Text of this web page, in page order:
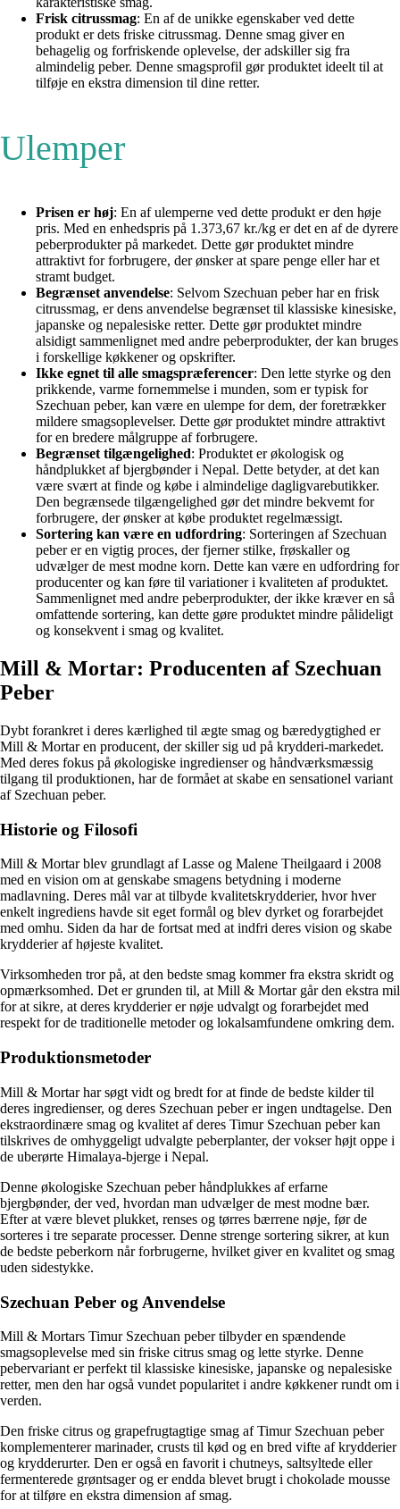
Frisk citrussmag: En af de unikke egenskaber ved dette
produkt er dets friske citrussmag. Denne smag giver en
behagelig og forfriskende oplevelse, der adskiller sig fra
almindelig peber. Denne smagsprofil gør produktet ideelt til at
tilføje en ekstra dimension til dine retter.
Ulemper
Prisen er høj: En af ulemperne ved dette produkt er den høje
pris. Med en enhedspris på 1.373,67 kr./kg er det en af de dyrere
peberprodukter på markedet. Dette gør produktet mindre
attraktivt for forbrugere, der ønsker at spare penge eller har et
stramt budget.
Begrænset anvendelse: Selvom Szechuan peber har en frisk
citrussmag, er dens anvendelse begrænset til klassiske kinesiske,
japanske og nepalesiske retter. Dette gør produktet mindre
alsidigt sammenlignet med andre peberprodukter, der kan bruges
i forskellige køkkener og opskrifter.
Ikke egnet til alle smagspræferencer: Den lette styrke og den
prikkende, varme fornemmelse i munden, som er typisk for
Szechuan peber, kan være en ulempe for dem, der foretrækker
mildere smagsoplevelser. Dette gør produktet mindre attraktivt
for en bredere målgruppe af forbrugere.
Begrænset tilgængelighed: Produktet er økologisk og
håndplukket af bjergbønder i Nepal. Dette betyder, at det kan
være svært at finde og købe i almindelige dagligvarebutikker.
Den begrænsede tilgængelighed gør det mindre bekvemt for
forbrugere, der ønsker at købe produktet regelmæssigt.
Sortering kan være en udfordring: Sorteringen af Szechuan
peber er en vigtig proces, der fjerner stilke, frøskaller og
udvælger de mest modne korn. Dette kan være en udfordring for
producenter og kan føre til variationer i kvaliteten af produktet.
Sammenlignet med andre peberprodukter, der ikke kræver en så
omfattende sortering, kan dette gøre produktet mindre pålideligt
og konsekvent i smag og kvalitet.
Mill & Mortar: Producenten af Szechuan
Peber
Dybt forankret i deres kærlighed til ægte smag og bæredygtighed er
Mill & Mortar en producent, der skiller sig ud på krydderi-markedet.
Med deres fokus på økologiske ingredienser og håndværksmæssig
tilgang til produktionen, har de formået at skabe en sensationel variant
af Szechuan peber.
Historie og Filosofi
Mill & Mortar blev grundlagt af Lasse og Malene Theilgaard i 2008
med en vision om at genskabe smagens betydning i moderne
madlavning. Deres mål var at tilbyde kvalitetskrydderier, hvor hver
enkelt ingrediens havde sit eget formål og blev dyrket og forarbejdet
med omhu. Siden da har de fortsat med at indfri deres vision og skabe
krydderier af højeste kvalitet.
Virksomheden tror på, at den bedste smag kommer fra ekstra skridt og
opmærksomhed. Det er grunden til, at Mill & Mortar går den ekstra mil
for at sikre, at deres krydderier er nøje udvalgt og forarbejdet med
respekt for de traditionelle metoder og lokalsamfundene omkring dem.
Produktionsmetoder
Mill & Mortar har søgt vidt og bredt for at finde de bedste kilder til
deres ingredienser, og deres Szechuan peber er ingen undtagelse. Den
ekstraordinære smag og kvalitet af deres Timur Szechuan peber kan
tilskrives de omhyggeligt udvalgte peberplanter, der vokser højt oppe i
de uberørte Himalaya-bjerge i Nepal.
Denne økologiske Szechuan peber håndplukkes af erfarne
bjergbønder, der ved, hvordan man udvælger de mest modne bær.
Efter at være blevet plukket, renses og tørres bærrene nøje, før de
sorteres i tre separate processer. Denne strenge sortering sikrer, at kun
de bedste peberkorn når forbrugerne, hvilket giver en kvalitet og smag
uden sidestykke.
Szechuan Peber og Anvendelse
Mill & Mortars Timur Szechuan peber tilbyder en spændende
smagsoplevelse med sin friske citrus smag og lette styrke. Denne
pebervariant er perfekt til klassiske kinesiske, japanske og nepalesiske
retter, men den har også vundet popularitet i andre køkkener rundt om i
verden.
Den friske citrus og grapefrugtagtige smag af Timur Szechuan peber
komplementerer marinader, crusts til kød og en bred vifte af krydderier
og krydderurter. Den er også en favorit i chutneys, saltsyltede eller
fermenterede grøntsager og er endda blevet brugt i chokolade mousse
for at tilføre en ekstra dimension af smag.